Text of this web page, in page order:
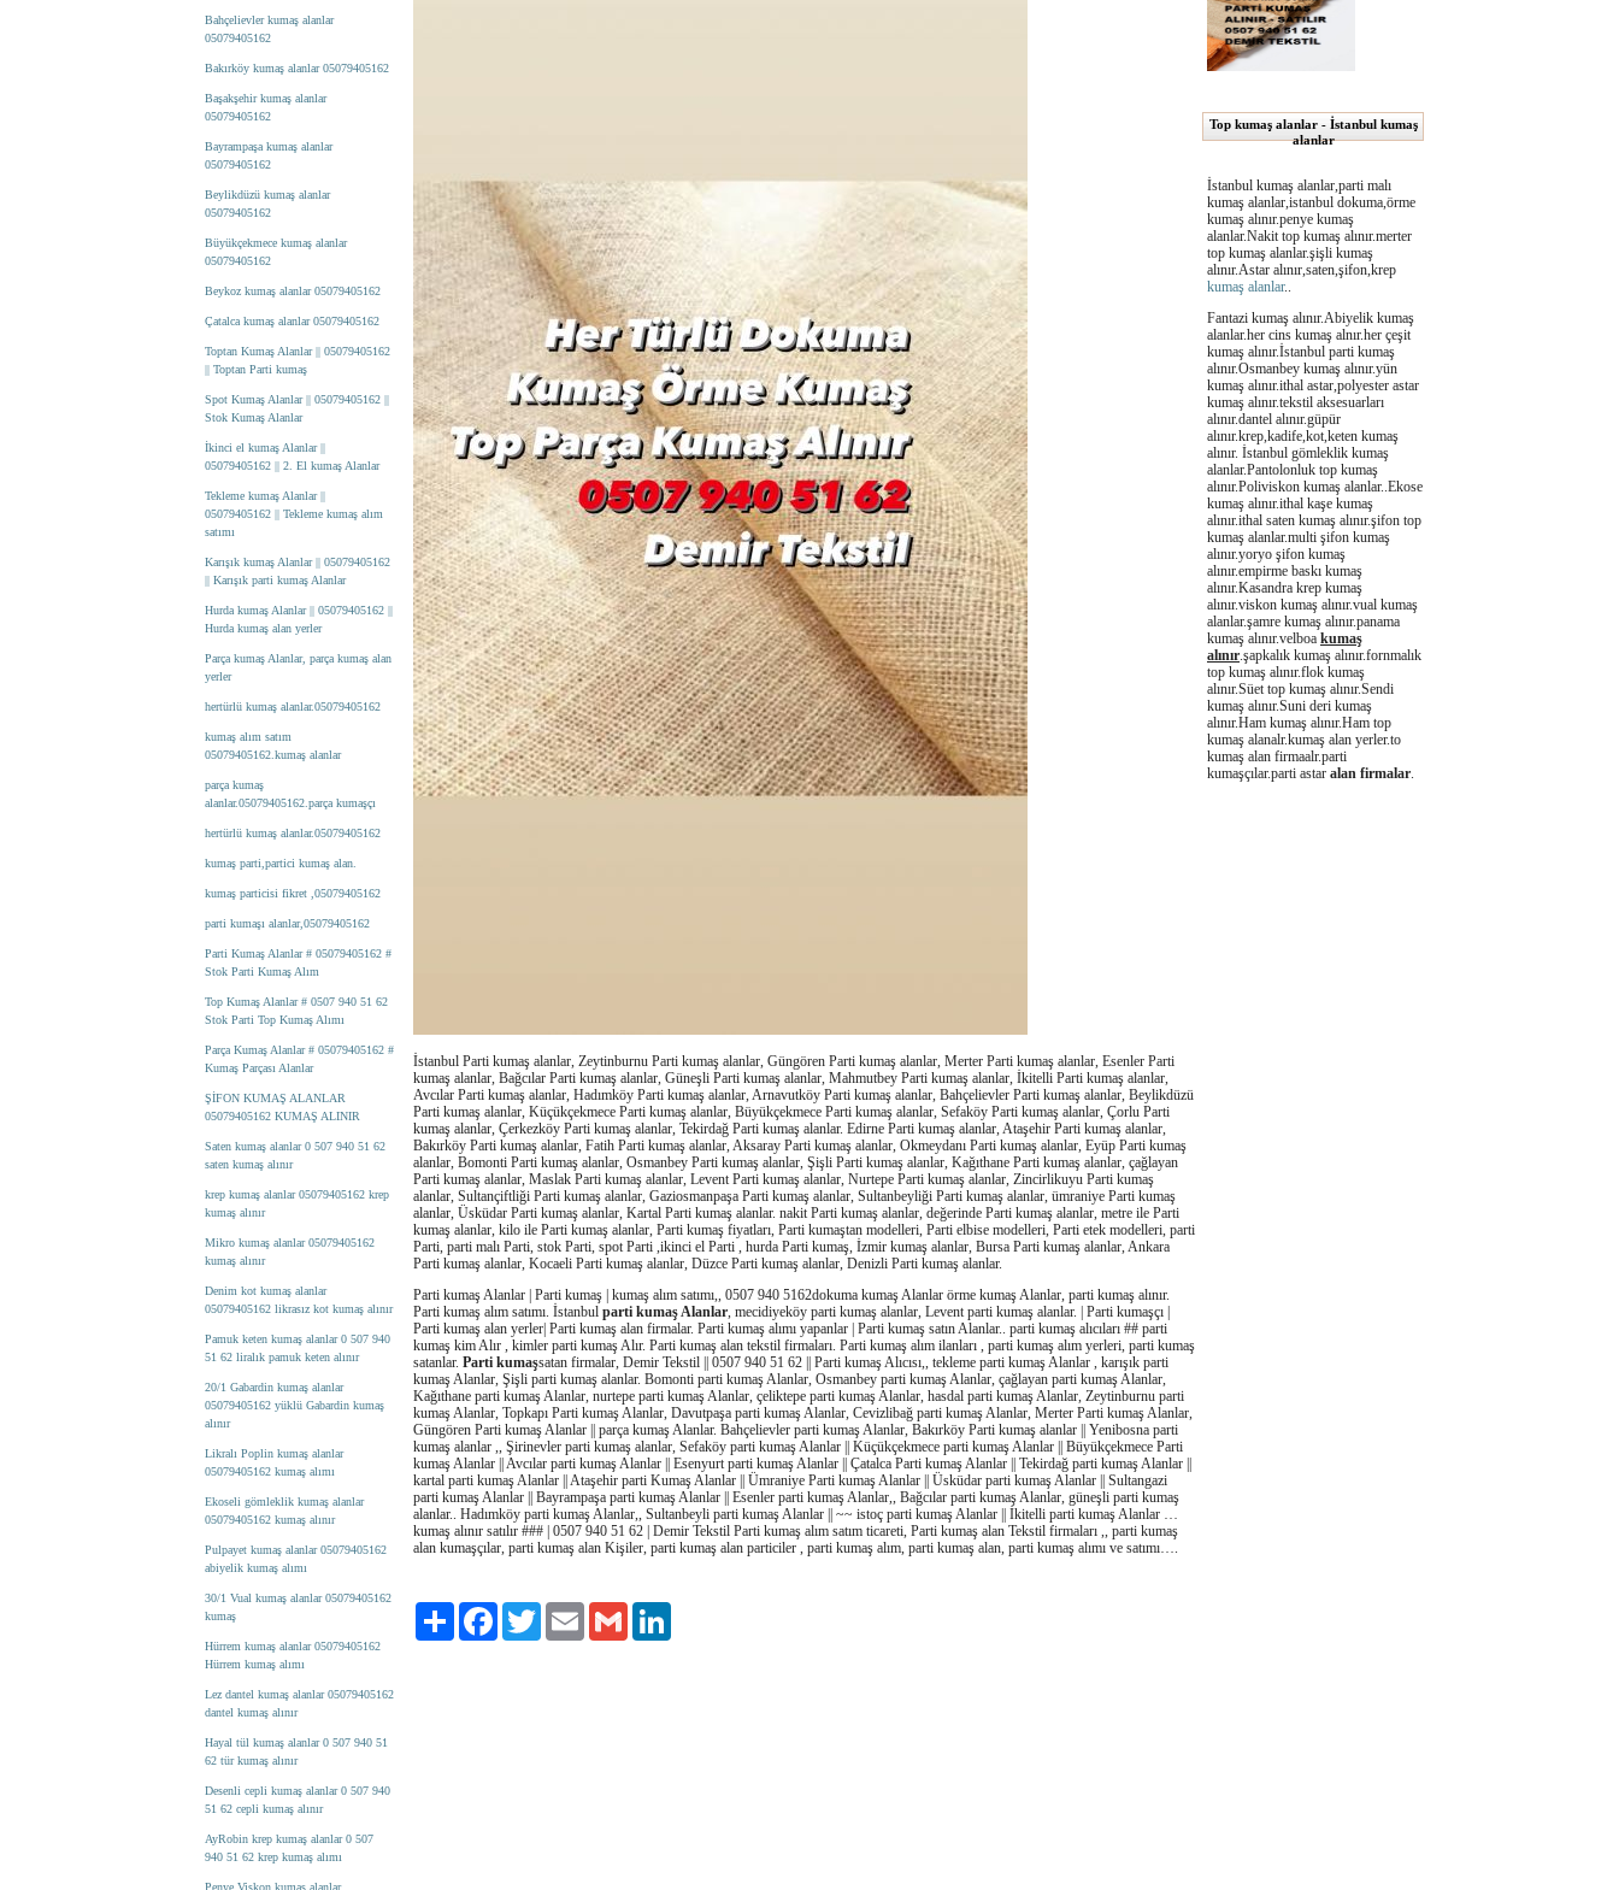
Bahçelievler kumaş alanlar
05079405162
Bakırköy kumaş alanlar 05079405162
Başakşehir kumaş alanlar
05079405162
Bayrampaşa kumaş alanlar
05079405162
Beylikdüzü kumaş alanlar
05079405162
Büyükçekmece kumaş alanlar
05079405162
Beykoz kumaş alanlar 05079405162
Çatalca kumaş alanlar 05079405162
Toptan Kumaş Alanlar || 05079405162
|| Toptan Parti kumaş
Spot Kumaş Alanlar || 05079405162 ||
Stok Kumaş Alanlar
İkinci el kumaş Alanlar ||
05079405162 || 2. El kumaş Alanlar
Tekleme kumaş Alanlar ||
05079405162 || Tekleme kumaş alım
satımı
Karışık kumaş Alanlar || 05079405162
|| Karışık parti kumaş Alanlar
Hurda kumaş Alanlar || 05079405162 ||
Hurda kumaş alan yerler
Parça kumaş Alanlar, parça kumaş alan
yerler
hertürlü kumaş alanlar.05079405162
kumaş alım satım
05079405162.kumaş alanlar
parça kumaş
alanlar.05079405162.parça kumaşçı
hertürlü kumaş alanlar.05079405162
kumaş parti,partici kumaş alan.
kumaş particisi fikret ,05079405162
parti kumaşı alanlar,05079405162
Parti Kumaş Alanlar # 05079405162 #
Stok Parti Kumaş Alım
Top Kumaş Alanlar # 0507 940 51 62
Stok Parti Top Kumaş Alımı
Parça Kumaş Alanlar # 05079405162 #
Kumaş Parçası Alanlar
ŞİFON KUMAŞ ALANLAR
05079405162 KUMAŞ ALINIR
Saten kumaş alanlar 0 507 940 51 62
saten kumaş alınır
krep kumaş alanlar 05079405162 krep
kumaş alınır
Mikro kumaş alanlar 05079405162
kumaş alınır
Denim kot kumaş alanlar
05079405162 likrasız kot kumaş alınır
Pamuk keten kumaş alanlar 0 507 940
51 62 liralık pamuk keten alınır
20/1 Gabardin kumaş alanlar
05079405162 yüklü Gabardin kumaş
alınır
Likralı Poplin kumaş alanlar
05079405162 kumaş alımı
Ekoseli gömleklik kumaş alanlar
05079405162 kumaş alınır
Pulpayet kumaş alanlar 05079405162
abiyelik kumaş alımı
30/1 Vual kumaş alanlar 05079405162
kumaş
Hürrem kumaş alanlar 05079405162
Hürrem kumaş alımı
Lez dantel kumaş alanlar 05079405162
dantel kumaş alınır
Hayal tül kumaş alanlar 0 507 940 51
62 tür kumaş alınır
Desenli cepli kumaş alanlar 0 507 940
51 62 cepli kumaş alınır
AyRobin krep kumaş alanlar 0 507
940 51 62 krep kumaş alımı
Penye Viskon kumaş alanlar
İstanbul Parti kumaş alanlar, Zeytinburnu Parti kumaş alanlar, Güngören Parti kumaş alanlar, Merter Parti kumaş alanlar, Esenler Parti
kumaş alanlar, Bağcılar Parti kumaş alanlar, Güneşli Parti kumaş alanlar, Mahmutbey Parti kumaş alanlar, İkitelli Parti kumaş alanlar,
Avcılar Parti kumaş alanlar, Hadımköy Parti kumaş alanlar, Arnavutköy Parti kumaş alanlar, Bahçelievler Parti kumaş alanlar, Beylikdüzü
Parti kumaş alanlar, Küçükçekmece Parti kumaş alanlar, Büyükçekmece Parti kumaş alanlar, Sefaköy Parti kumaş alanlar, Çorlu Parti
kumaş alanlar, Çerkezköy Parti kumaş alanlar, Tekirdağ Parti kumaş alanlar. Edirne Parti kumaş alanlar, Ataşehir Parti kumaş alanlar,
Bakırköy Parti kumaş alanlar, Fatih Parti kumaş alanlar, Aksaray Parti kumaş alanlar, Okmeydanı Parti kumaş alanlar, Eyüp Parti kumaş
alanlar, Bomonti Parti kumaş alanlar, Osmanbey Parti kumaş alanlar, Şişli Parti kumaş alanlar, Kağıthane Parti kumaş alanlar, çağlayan
Parti kumaş alanlar, Maslak Parti kumaş alanlar, Levent Parti kumaş alanlar, Nurtepe Parti kumaş alanlar, Zincirlikuyu Parti kumaş
alanlar, Sultançiftliği Parti kumaş alanlar, Gaziosmanpaşa Parti kumaş alanlar, Sultanbeyliği Parti kumaş alanlar, ümraniye Parti kumaş
alanlar, Üsküdar Parti kumaş alanlar, Kartal Parti kumaş alanlar. nakit Parti kumaş alanlar, değerinde Parti kumaş alanlar, metre ile Parti
kumaş alanlar, kilo ile Parti kumaş alanlar, Parti kumaş fiyatları, Parti kumaştan modelleri, Parti elbise modelleri, Parti etek modelleri, parti
Parti, parti malı Parti, stok Parti, spot Parti ,ikinci el Parti , hurda Parti kumaş, İzmir kumaş alanlar, Bursa Parti kumaş alanlar, Ankara
Parti kumaş alanlar, Kocaeli Parti kumaş alanlar, Düzce Parti kumaş alanlar, Denizli Parti kumaş alanlar.
Parti kumaş Alanlar | Parti kumaş | kumaş alım satımı,, 0507 940 5162dokuma kumaş Alanlar örme kumaş Alanlar, parti kumaş alınır.
Parti kumaş alım satımı. İstanbul parti kumaş Alanlar, mecidiyeköy parti kumaş alanlar, Levent parti kumaş alanlar. | Parti kumaşçı |
Parti kumaş alan yerler| Parti kumaş alan firmalar. Parti kumaş alımı yapanlar | Parti kumaş satın Alanlar.. parti kumaş alıcıları ## parti
kumaş kim Alır , kimler parti kumaş Alır. Parti kumaş alan tekstil firmaları. Parti kumaş alım ilanları , parti kumaş alım yerleri, parti kumaş
satanlar. Parti kumaşsatan firmalar, Demir Tekstil || 0507 940 51 62 || Parti kumaş Alıcısı,, tekleme parti kumaş Alanlar , karışık parti
kumaş Alanlar, Şişli parti kumaş alanlar. Bomonti parti kumaş Alanlar, Osmanbey parti kumaş Alanlar, çağlayan parti kumaş Alanlar,
Kağıthane parti kumaş Alanlar, nurtepe parti kumaş Alanlar, çeliktepe parti kumaş Alanlar, hasdal parti kumaş Alanlar, Zeytinburnu parti
kumaş Alanlar, Topkapı Parti kumaş Alanlar, Davutpaşa parti kumaş Alanlar, Cevizlibağ parti kumaş Alanlar, Merter Parti kumaş Alanlar,
Güngören Parti kumaş Alanlar || parça kumaş Alanlar. Bahçelievler parti kumaş Alanlar, Bakırköy Parti kumaş alanlar || Yenibosna parti
kumaş alanlar ,, Şirinevler parti kumaş alanlar, Sefaköy parti kumaş Alanlar || Küçükçekmece parti kumaş Alanlar || Büyükçekmece Parti
kumaş Alanlar || Avcılar parti kumaş Alanlar || Esenyurt parti kumaş Alanlar || Çatalca Parti kumaş Alanlar || Tekirdağ parti kumaş Alanlar ||
kartal parti kumaş Alanlar || Ataşehir parti Kumaş Alanlar || Ümraniye Parti kumaş Alanlar || Üsküdar parti kumaş Alanlar || Sultangazi
parti kumaş Alanlar || Bayrampaşa parti kumaş Alanlar || Esenler parti kumaş Alanlar,, Bağcılar parti kumaş Alanlar, güneşli parti kumaş
alanlar.. Hadımköy parti kumaş Alanlar,, Sultanbeyli parti kumaş Alanlar || ~~ istoç parti kumaş Alanlar || İkitelli parti kumaş Alanlar …
kumaş alınır satılır ### | 0507 940 51 62 | Demir Tekstil Parti kumaş alım satım ticareti, Parti kumaş alan Tekstil firmaları ,, parti kumaş
alan kumaşçılar, parti kumaş alan Kişiler, parti kumaş alan particiler , parti kumaş alım, parti kumaş alan, parti kumaş alımı ve satımı….
Paylaş FacebookTwitter Email Gmail
Top kumaş alanlar - İstanbul kumaş
alanlar
İstanbul kumaş alanlar,parti malı
kumaş alanlar,istanbul dokuma,örme
kumaş alınır.penye kumaş
alanlar.Nakit top kumaş alınır.merter
top kumaş alanlar.şişli kumaş
alınır.Astar alınır,saten,şifon,krep
kumaş alanlar..
Fantazi kumaş alınır.Abiyelik kumaş
alanlar.her cins kumaş alnır.her çeşit
kumaş alınır.İstanbul parti kumaş
alınır.Osmanbey kumaş alınır.yün
kumaş alınır.ithal astar,polyester astar
kumaş alınır.tekstil aksesuarları
alınır.dantel alınır.güpür
alınır.krep,kadife,kot,keten kumaş
alınır. İstanbul gömleklik kumaş
alanlar.Pantolonluk top kumaş
alınır.Poliviskon kumaş alanlar..Ekose
kumaş alınır.ithal kaşe kumaş
alınır.ithal saten kumaş alınır.şifon top
kumaş alanlar.multi şifon kumaş
alınır.yoryo şifon kumaş
alınır.empirme baskı kumaş
alınır.Kasandra krep kumaş
alınır.viskon kumaş alınır.vual kumaş
alanlar.şamre kumaş alınır.panama
kumaş alınır.velboa kumaş
alınır.şapkalık kumaş alınır.fornmalık
top kumaş alınır.flok kumaş
alınır.Süet top kumaş alınır.Sendi
kumaş alınır.Suni deri kumaş
alınır.Ham kumaş alınır.Ham top
kumaş alanalr.kumaş alan yerler.to
kumaş alan firmaalr.parti
kumaşçılar.parti astar alan firmalar.